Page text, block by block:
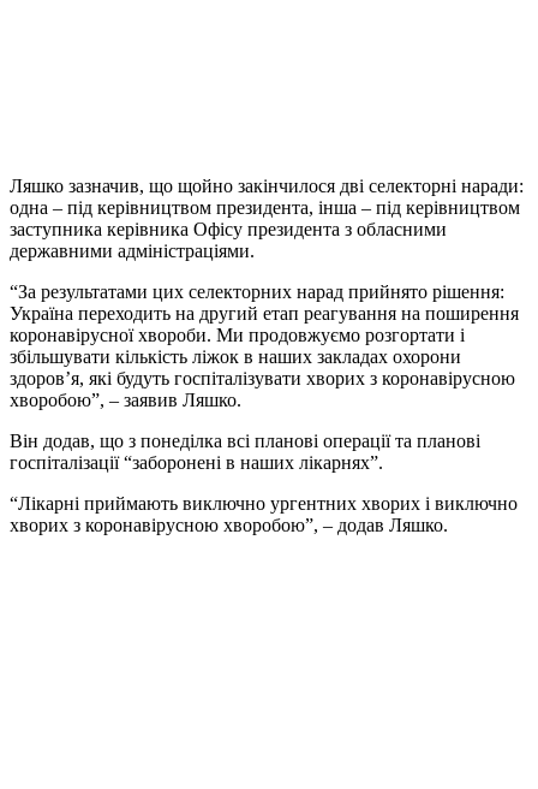
Ляшко зазначив, що щойно закінчилося дві селекторні наради:
одна – під керівництвом президента, інша – під керівництвом
заступника керівника Офісу президента з обласними
державними адміністраціями.
“За результатами цих селекторних нарад прийнято рішення:
Україна переходить на другий етап реагування на поширення
коронавірусної хвороби. Ми продовжуємо розгортати і
збільшувати кількість ліжок в наших закладах охорони
здоров’я, які будуть госпіталізувати хворих з коронавірусною
хворобою”, – заявив Ляшко.
Він додав, що з понеділка всі планові операції та планові
госпіталізації “заборонені в наших лікарнях”.
“Лікарні приймають виключно ургентних хворих і виключно
хворих з коронавірусною хворобою”, – додав Ляшко.